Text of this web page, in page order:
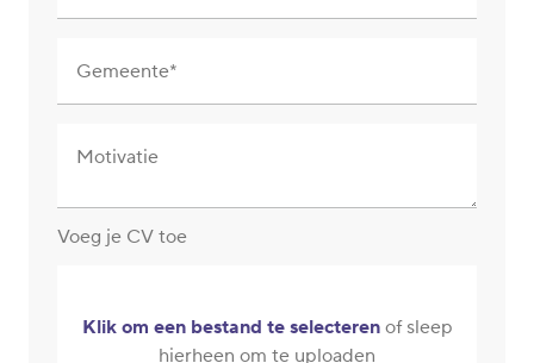
Gemeente
Motivatie
Voeg je CV toe
Klik om een bestand te selecterenof sleep
hierheen om te uploaden